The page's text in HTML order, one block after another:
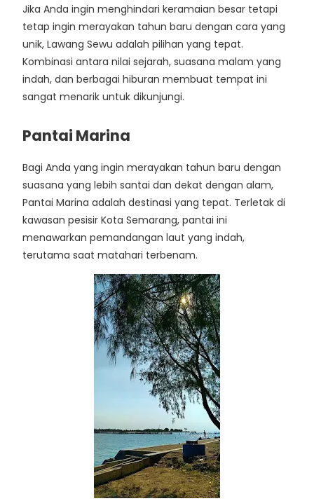
Jika Anda ingin menghindari keramaian besar tetapi
tetap ingin merayakan tahun baru dengan cara yang
unik, Lawang Sewu adalah pilihan yang tepat.
Kombinasi antara nilai sejarah, suasana malam yang
indah, dan berbagai hiburan membuat tempat ini
sangat menarik untuk dikunjungi.
Pantai Marina
Bagi Anda yang ingin merayakan tahun baru dengan
suasana yang lebih santai dan dekat dengan alam,
Pantai Marina adalah destinasi yang tepat. Terletak di
kawasan pesisir Kota Semarang, pantai ini
menawarkan pemandangan laut yang indah,
terutama saat matahari terbenam.